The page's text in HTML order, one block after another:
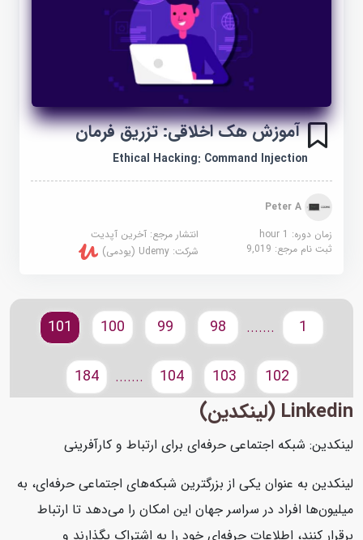
آموزش هک اخلاقی: تزریق فرمان
Ethical Hacking: Command Injection
Peter A
زمان دوره: 1 hour
انتشار مرجع:آخرین آپدیت
ثبت نام مرجع:9,019 شرکت:Udemy (یودمی)
.......
98
99
100
101
102
103
104
.......
184
Linkedin (لینکدین)
لینکدین: شبکه اجتماعی حرفه‌ای برای ارتباط و کارآفرینی
لینکدین به عنوان یکی از بزرگترین شبکه‌های اجتماعی حرفه‌ای، به
میلیون‌ها افراد در سراسر جهان این امکان را می‌دهد تا ارتباط
برقرار کنند، اطلاعات حرفه‌ای خود را به اشتراک بگذارند و